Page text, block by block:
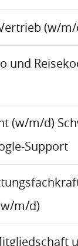
(w/
und
(w/m/d)
Support
m/d)